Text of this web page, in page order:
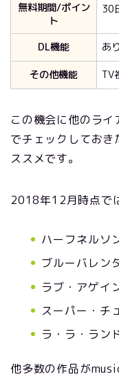
無料期間/ポイン
ト
30
DL機能
あ
その他機能
TV
この機会に他のラ
でチェックしてお
ススメです。
2018年12月時点で
ハーフネルソ
ブルーバレン
ラブ・アゲイ
スーパー・チ
ラ・ラ・ラン
他多数の作品が